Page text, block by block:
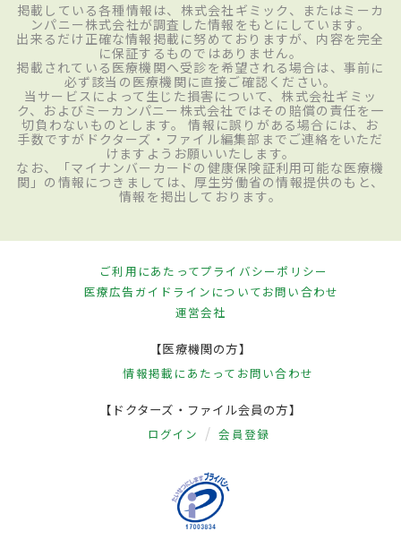
掲載している各種情報は、株式会社ギミック、またはミーカ
ンパニー株式会社が調査した情報をもとにしています。
出来るだけ正確な情報掲載に努めておりますが、内容を完全
に保証するものではありません。
掲載されている医療機関へ受診を希望される場合は、事前に
必ず該当の医療機関に直接ご確認ください。
当サービスによって生じた損害について、株式会社ギミッ
ク、およびミーカンパニー株式会社ではその賠償の責任を一
切負わないものとします。 情報に誤りがある場合には、お
手数ですがドクターズ・ファイル編集部までご連絡をいただ
けますようお願いいたします。
なお、「マイナンバーカードの健康保険証利用可能な医療機
関」の情報につきましては、厚生労働省の情報提供のもと、
情報を掲出しております。
ご利用にあたってプライバシーポリシー
医療広告ガイドラインについてお問い合わせ
運営会社
【医療機関の方】
情報掲載にあたって お問い合わせ
【ドクターズ・ファイル会員の方】
ログイン 会員登録